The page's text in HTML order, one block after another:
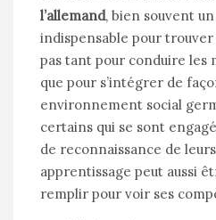
l’allemand, bien souvent
indispensable pour
pas tant pour conduire les
que pour s’intégrer de
environnement social
certains qui se sont
de reconnaissance de
apprentissage peut aussi
remplir pour voir ses